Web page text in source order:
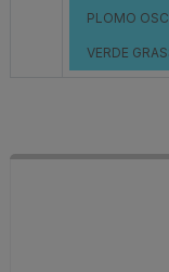
PLOMO
VERDE